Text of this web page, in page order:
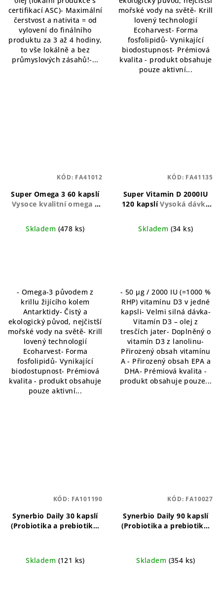
certifikací ASC)- Maximální
čerstvost a nativita = od
vylovení do finálního
produktu za 3 až 4 hodiny,
to vše lokálně a bez
průmyslových zásahů!-...
mořské vody na světě- Krill
lovený technologií
Ecoharvest- Forma
fosfolipidů- Vynikající
biodostupnost- Prémiová
kvalita - produkt obsahuje
pouze aktivní...
Super Omega 3 60 kapslí
Vysoce kvalitní omega 3
Skladem (478 ks)
- Omega-3 původem z
krillu žijícího kolem
Antarktidy- Čistý a
ekologický původ, nejčistší
mořské vody na světě- Krill
lovený technologií
Ecoharvest- Forma
fosfolipidů- Vynikající
biodostupnost- Prémiová
kvalita - produkt obsahuje
pouze aktivní...
KÓD: FA41012
Super Vitamin D 2000IU
120 kapslíVysoká dávka
zdraví
Skladem (34 ks)
- 50 µg / 2000 IU (=1000 %
RHP) vitamínu D3 v jedné
kapsli- Velmi silná dávka-
Vitamín D3 – olej z
tresčích jater- Doplněný o
vitamín D3 z lanolinu-
Přirozený obsah vitamínu
A - Přirozený obsah EPA a
DHA- Prémiová kvalita -
produkt obsahuje pouze...
KÓD: FA41135
Synerbio Daily 30 kapslí
(Probiotika a prebiotika)
Skladem (121 ks)
KÓD: FA101190
Synerbio Daily 90 kapslí
(Probiotika a prebiotika)
Skladem (354 ks)
KÓD: FA10027